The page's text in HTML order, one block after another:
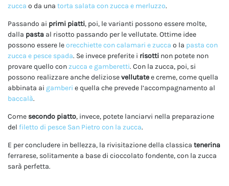
zucca o da una torta salata con zucca e merluzzo.
Passando ai primi piatti, poi, le varianti possono essere molte,
dalla pasta al risotto passando per le vellutate. Ottime idee
possono essere leorecchiette con calamari e zucca o la pasta con
zucca e pesce spada. Se invece preferite i risotti non potete non
provare quello conzucca e gamberetti. Con la zucca, poi, si
possono realizzare anche deliziosevellutatee creme, come quella
abbinata ai gamberi e quella che prevede l’accompagnamento al
baccalà.
Come secondo piatto, invece, potete lanciarvi nella preparazione
del filetto di pesce San Pietro con la zucca.
E per concludere in bellezza, la rivisitazione della classica tenerina
ferrarese, solitamente a base di cioccolato fondente, con la zucca
sarà perfetta.